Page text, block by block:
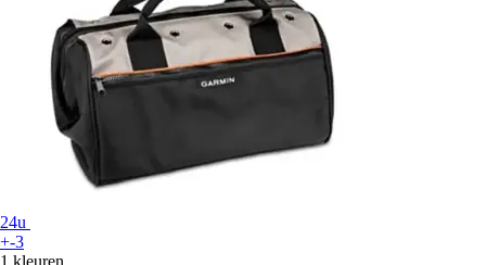
24u
+-3
1 kleuren